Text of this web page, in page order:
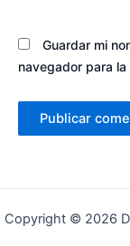
Guardar mi
navegador para
Copyright © 2026